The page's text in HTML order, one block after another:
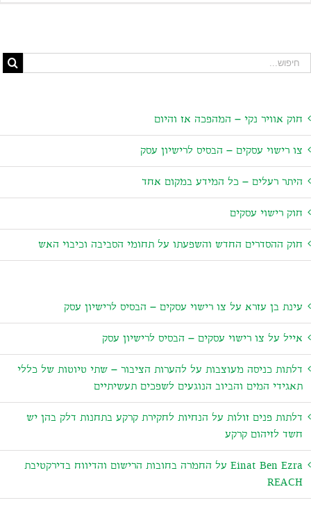
אוויר נקי – המהפכה אז והיום
רישוי עסקים – הבסיס לרישיון עסק
רעלים – כל המידע במקום אחד
רישוי עסקים
ההסדרים החדש והשפעתו על תחומי הסביבה וכיבוי האש
בן עזראעלצו רישוי עסקים – הבסיס לרישיון עסק
עלצו רישוי עסקים – הבסיס לרישיון עסק
כניסה מעוצבותעללהערות הציבור – שתי טיוטות של כללי
המים והביוב הנוגעים לשפכים תעשיתיים
פנים זולותעלהנחיות לחקירת קרקע בתחנות דלק בהן יש
לזיהום קרקע
Einat Benעלהחמרה בחובות הרישום והדיווח בדירקטיבת